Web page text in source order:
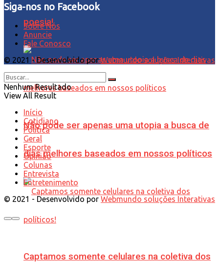
poesia!
Não pode ser apenas uma utopia a busca de
dias melhores baseados em nossos políticos
Captamos somente celulares na coletiva dos
Siga-nos no Facebook
Sobre Nós
Anuncie
Fale Conosco
© 2021 - Desenvolvido porWebmundo soluções Interativas
Nenhum Resultado
View All Result
Início
Cotidiano
Política
Geral
Esporte
Opinião
Colunas
Entrevista
Entretenimento
© 2021 - Desenvolvido por Webmundo soluções Interativas